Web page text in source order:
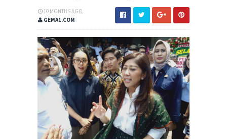
10 MONTHS AGO
GEMA1.COM